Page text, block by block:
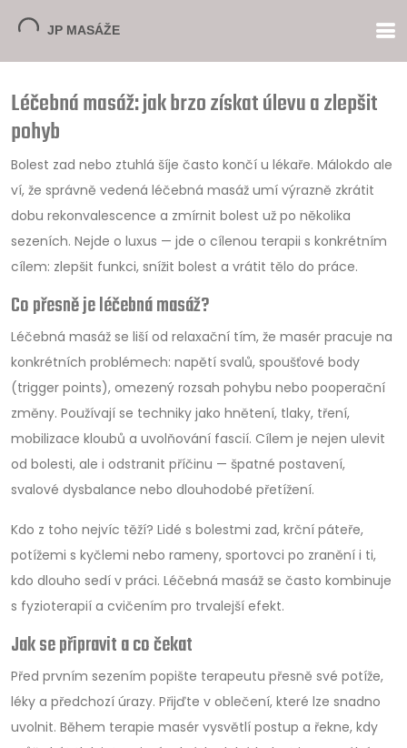
Léčebná masáž: jak brzo získat úlevu a zlepšit
pohyb
Bolest zad nebo ztuhlá šíje často končí u lékaře. Málokdo ale
ví, že správně vedená léčebná masáž umí výrazně zkrátit
dobu rekonvalescence a zmírnit bolest už po několika
sezeních. Nejde o luxus — jde o cílenou terapii s konkrétním
cílem: zlepšit funkci, snížit bolest a vrátit tělo do práce.
Co přesně je léčebná masáž?
Léčebná masáž se liší od relaxační tím, že masér pracuje na
konkrétních problémech: napětí svalů, spoušťové body
(trigger points), omezený rozsah pohybu nebo pooperační
změny. Používají se techniky jako hnětení, tlaky, tření,
mobilizace kloubů a uvolňování fascií. Cílem je nejen ulevit
od bolesti, ale i odstranit příčinu — špatné postavení,
svalové dysbalance nebo dlouhodobé přetížení.
Kdo z toho nejvíc těží? Lidé s bolestmi zad, krční páteře,
potížemi s kyčlemi nebo rameny, sportovci po zranění i ti,
kdo dlouho sedí v práci. Léčebná masáž se často kombinuje
s fyzioterapií a cvičením pro trvalejší efekt.
Jak se připravit a co čekat
Před prvním sezením popište terapeutu přesně své potíže,
léky a předchozí úrazy. Přijďte v oblečení, které lze snadno
uvolnit. Během terapie masér vysvětlí postup a řekne, kdy